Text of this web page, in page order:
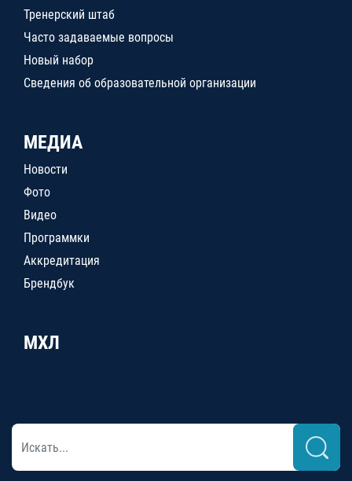
Тренерский штаб
Часто задаваемые вопросы
Новый набор
Сведения об образовательной организации
МЕДИА
Новости
Фото
Видео
Программки
Аккредитация
Брендбук
МХЛ